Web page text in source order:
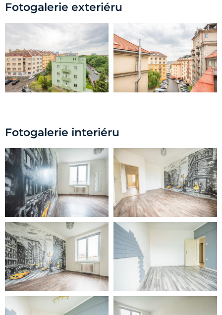
Fotogalerie exteriéru
Fotogalerie interiéru